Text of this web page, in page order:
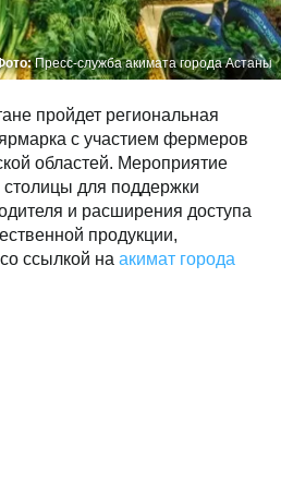
Пресс-служба акимата города Астаны
пройдет региональная
с участием фермеров
областей. Мероприятие
столицы для поддержки
и расширения доступа
продукции,
со ссылкой на акимат города